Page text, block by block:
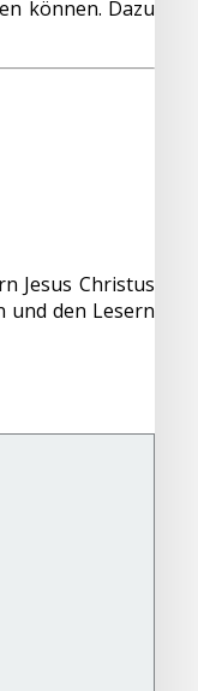
können. Dazu
Jesus Christus
und den Lesern